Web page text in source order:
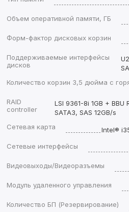
Объем оперативной памяти, ГБ
Форм-фактор дисковых корзин
Поддерживаемые интерфейсы
дисков
Количество корзин 3,5 дюйма с
RAID
controller
LSI 9361-8i 1GB + BBU
SATA3, SAS 12GB/s
Сетевая карта
Intel®
Сетевые интерфейсы
Видеовыходы/Видеоразъемы
Модуль удаленного управления
Количество БП (Резервирование)